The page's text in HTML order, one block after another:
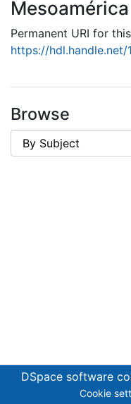
Statistics
Mesoamérica
Permanent URI for
https://
Browse
DSpace software
Cookie